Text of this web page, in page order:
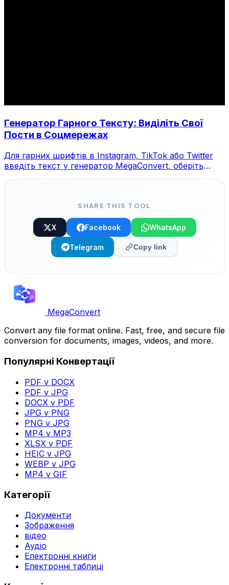
Генератор Гарного Тексту: Виділіть Свої
Пости в Соцмережах
Для гарних шрифтів в Instagram, TikTok або Twitter
введіть текст у генератор MegaConvert, оберіть
SHARE THIS TOOL
X Facebook WhatsApp
Telegram Copy link
MegaConvert
Convert any file format online. Fast, free, and secure file
conversion for documents, images, videos, and more.
Популярні Конвертації
PDF v DOCX
PDF v JPG
DOCX v PDF
JPG v PNG
PNG v JPG
MP4 v MP3
XLSX v PDF
HEIC v JPG
WEBP v JPG
MP4 v GIF
Категорії
Документи
Зображення
відео
Аудіо
Електронні книги
Електронні таблиці